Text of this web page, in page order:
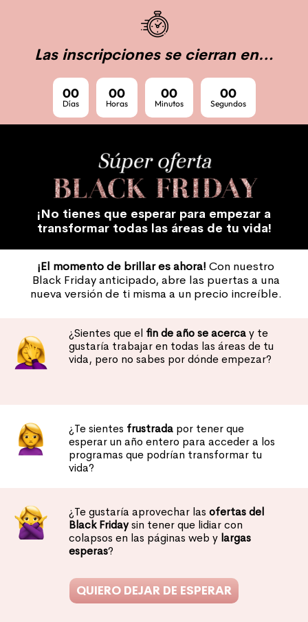
Las inscripciones se cierran en…
00
Días
00
Horas
00
Minutos
00
Segundos
¡No tienes que esperar para empezar a
transformar todas las áreas de tu vida!
¡El momento de brillar es ahora! Con nuestro
Black Friday anticipado, abre las puertas a una
nueva versión de ti misma a un precio increíble.
¿Sientes que el fin de año se acercay te
gustaría trabajar en todas las áreas de tu
vida, pero no sabes por dónde empezar?
¿Te sientes frustradapor tener que
esperar un año entero para acceder a los
programas que podrían transformar tu
vida?
¿Te gustaría aprovechar las ofertas del
Black Fridaysin tener que lidiar con
colapsos en las páginas web y largas
esperas?
QUIERO DEJAR DE ESPERAR